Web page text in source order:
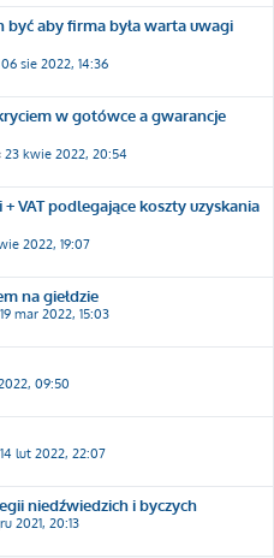
być aby firma była warta uwagi
06 sie 2022, 14:36
w gotówce a gwarancje
23 kwie 2022, 20:54
+ VAT podlegające koszty uzyskania
2022, 19:07
na giełdzie
19 mar 2022, 15:03
09:50
14 lut 2022, 22:07
niedźwiedzich i byczych
2021, 20:13